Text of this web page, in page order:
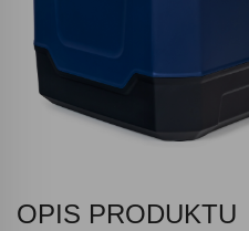
OPIS PRODUKTU